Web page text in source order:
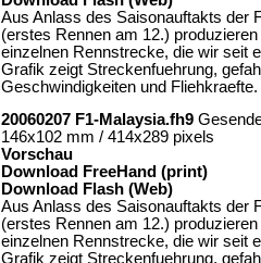
Aus Anlass des Saisonauftakts der
(erstes Rennen am 12.)
einzelnen Rennstrecke, die wir seit
Grafik zeigt Streckenfuehrung,
Geschwindigkeiten und Fliehkraefte.
20060207 F1-Malaysia.fh9
146x102 mm / 414x289 pixels
Vorschau
Download FreeHand (print)
Download Flash (Web)
Aus Anlass des Saisonauftakts der
(erstes Rennen am 12.)
einzelnen Rennstrecke, die wir seit
Grafik zeigt Streckenfuehrung,